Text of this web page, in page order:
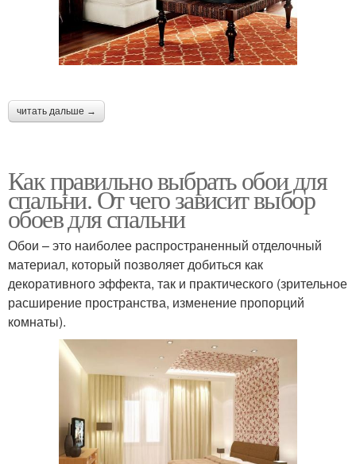
читать дальше →
Как правильно выбрать обои для
спальни. От чего зависит выбор
обоев для спальни
Обои – это наиболее распространенный отделочный
материал, который позволяет добиться как
декоративного эффекта, так и практического (зрительное
расширение пространства, изменение пропорций
комнаты).